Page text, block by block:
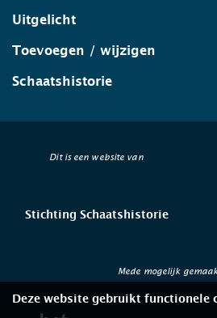
Uitgelicht
Toevoegen / wijzigen
Schaatshistorie
Dit is een website van
Stichting Schaatshistorie
Mede mogelijk
Deze website gebruikt functionele